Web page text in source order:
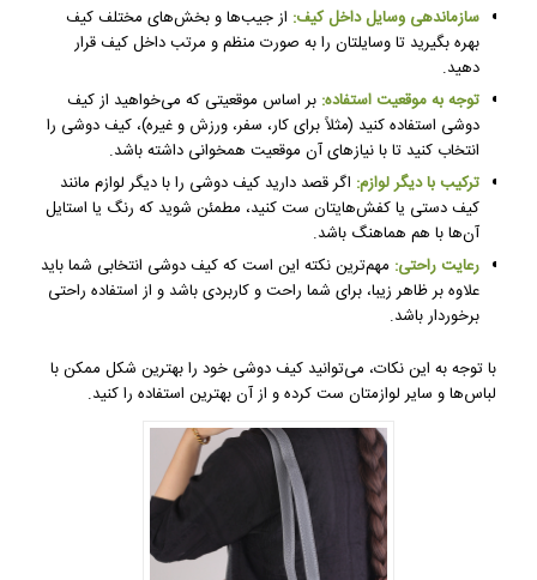
سازماندهی وسایل داخل کیف: از جیب‌ها و بخش‌های مختلف کیف
بهره بگیرید تا وسایلتان را به صورت منظم و مرتب داخل کیف قرار
دهید.
توجه به موقعیت استفاده: بر اساس موقعیتی که می‌خواهید از کیف
دوشی استفاده کنید (مثلاً برای کار، سفر، ورزش و غیره)، کیف دوشی را
انتخاب کنید تا با نیازهای آن موقعیت همخوانی داشته باشد.
ترکیب با دیگر لوازم: اگر قصد دارید کیف دوشی را با دیگر لوازم مانند
کیف دستی یا کفش‌هایتان ست کنید، مطمئن شوید که رنگ یا استایل
آن‌ها با هم هماهنگ باشد.
رعایت راحتی: مهم‌ترین نکته این است که کیف دوشی انتخابی شما باید
علاوه بر ظاهر زیبا، برای شما راحت و کاربردی باشد و از استفاده راحتی
برخوردار باشد.
با توجه به این نکات، می‌توانید کیف دوشی خود را بهترین شکل ممکن با
لباس‌ها و سایر لوازمتان ست کرده و از آن بهترین استفاده را کنید.